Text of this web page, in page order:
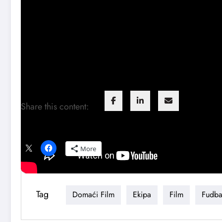
Share this content:
More
Tag Domaći Film Ekipa Film